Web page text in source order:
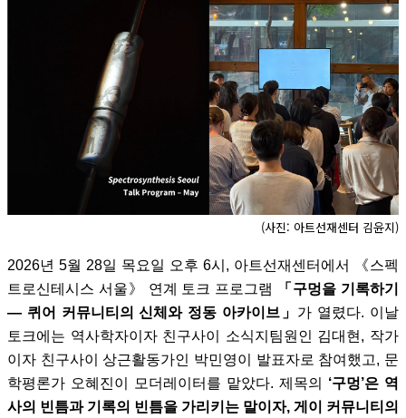
(사진: 아트선재센터 김윤지)
2026년 5월 28일 목요일 오후 6시, 아트선재센터에서 《스펙
트로신테시스 서울》 연계 토크 프로그램
「구멍을 기록하기
— 퀴어 커뮤니티의 신체와 정동 아카이브」 가 열렸다. 이날
토크에는 역사학자이자 친구사이 소식지팀원인 김대현, 작가
이자 친구사이 상근활동가인 박민영이 발표자로 참여했고, 문
학평론가 오혜진이 모더레이터를 맡았다. 제목의 ‘구멍’은 역
사의 빈틈과 기록의 빈틈을 가리키는 말이자, 게이 커뮤니티의